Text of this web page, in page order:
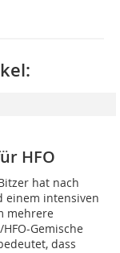
HFO
hat nach
einem intensiven
mehrere
Gemische
dass